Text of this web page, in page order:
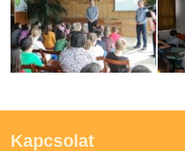
Kapcsolat